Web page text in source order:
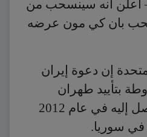
– أعلن أنه سينسحب من
بان كي مون عرضه
إن دعوة إيران
بتأييد طهران
للاتفاق الذي تم التوصل إليه في عام 2012
في سوريا.